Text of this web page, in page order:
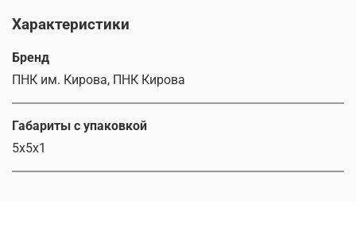
Характеристики
Бренд
ПНК им. Кирова, ПНК Кирова
Габариты с упаковкой
5х5х1